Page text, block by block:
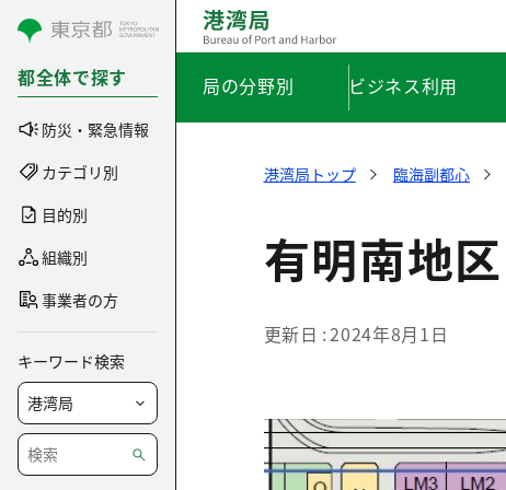
コンテンツにスキップ
都全体で探す
防災・緊急情報
カテゴリ別
目的別
組織別
事業者の方
キーワード検索
局の分野別 ビジネス利用
港湾局トップ 臨海副都心
有明南地区
更新日 2024年8月1日